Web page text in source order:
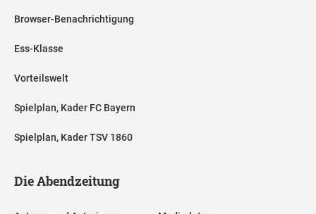
Browser-Benachrichtigung
Ess-Klasse
Vorteilswelt
Spielplan, Kader FC Bayern
Spielplan, Kader TSV 1860
Die Abendzeitung